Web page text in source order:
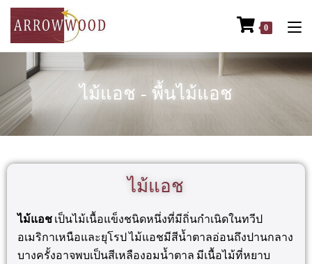
0
ไม้แอช - พื้นไม้แอช
ไม้แอช
ไม้แอช เป็นไม้เนื้อแข็งชนิดหนึ่งที่มีถิ่นกำเนิดในทวีป
อเมริกาเหนือและยุโรป ไม้แอชมีสีน้ำตาลอ่อนถึงปานกลาง
บางครั้งอาจพบเป็นสีเหลืองอมน้ำตาล มีเนื้อไม้ที่หยาบ